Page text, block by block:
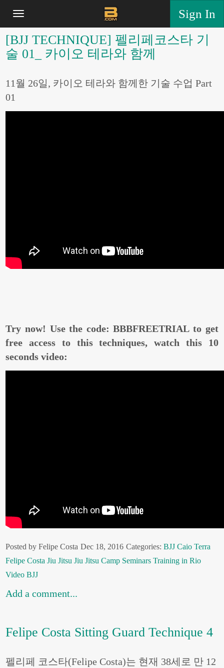
Sign In
[BJJ TECHNIQUE] 펠리페코스타 기
술 01_ 카이오 테라와 함께
11월 26일, 카이오 테라와 함께한 기술 수업 Part
01
Try now! Use the code: BBBFREETRIAL to get
free access to this techniques, watch this 10
seconds video:
Posted by Felipe Costa Dec 18, 2016 Categories: BJJ Caio Terra
Felipe Costa Jiu Jitsu Jiu Jitsu Camp Seminars Training in Rio
Video BJJ
Add a comment...
Felipe Costa Sitting Guard Technique 4
펠리페 코스타(Felipe Costa)는 현재 38세로 만 12